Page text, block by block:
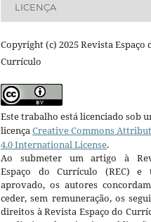
LICENÇA
Copyright (c) 2025 Revista Espaço
Currículo
Este trabalho está licenciado sob
licençaCreative Commons
4.0 International License.
Ao submeter um artigo à
Espaço do Currículo (REC) e
aprovado, os autores
ceder, sem remuneração, os
direitos à Revista Espaço do